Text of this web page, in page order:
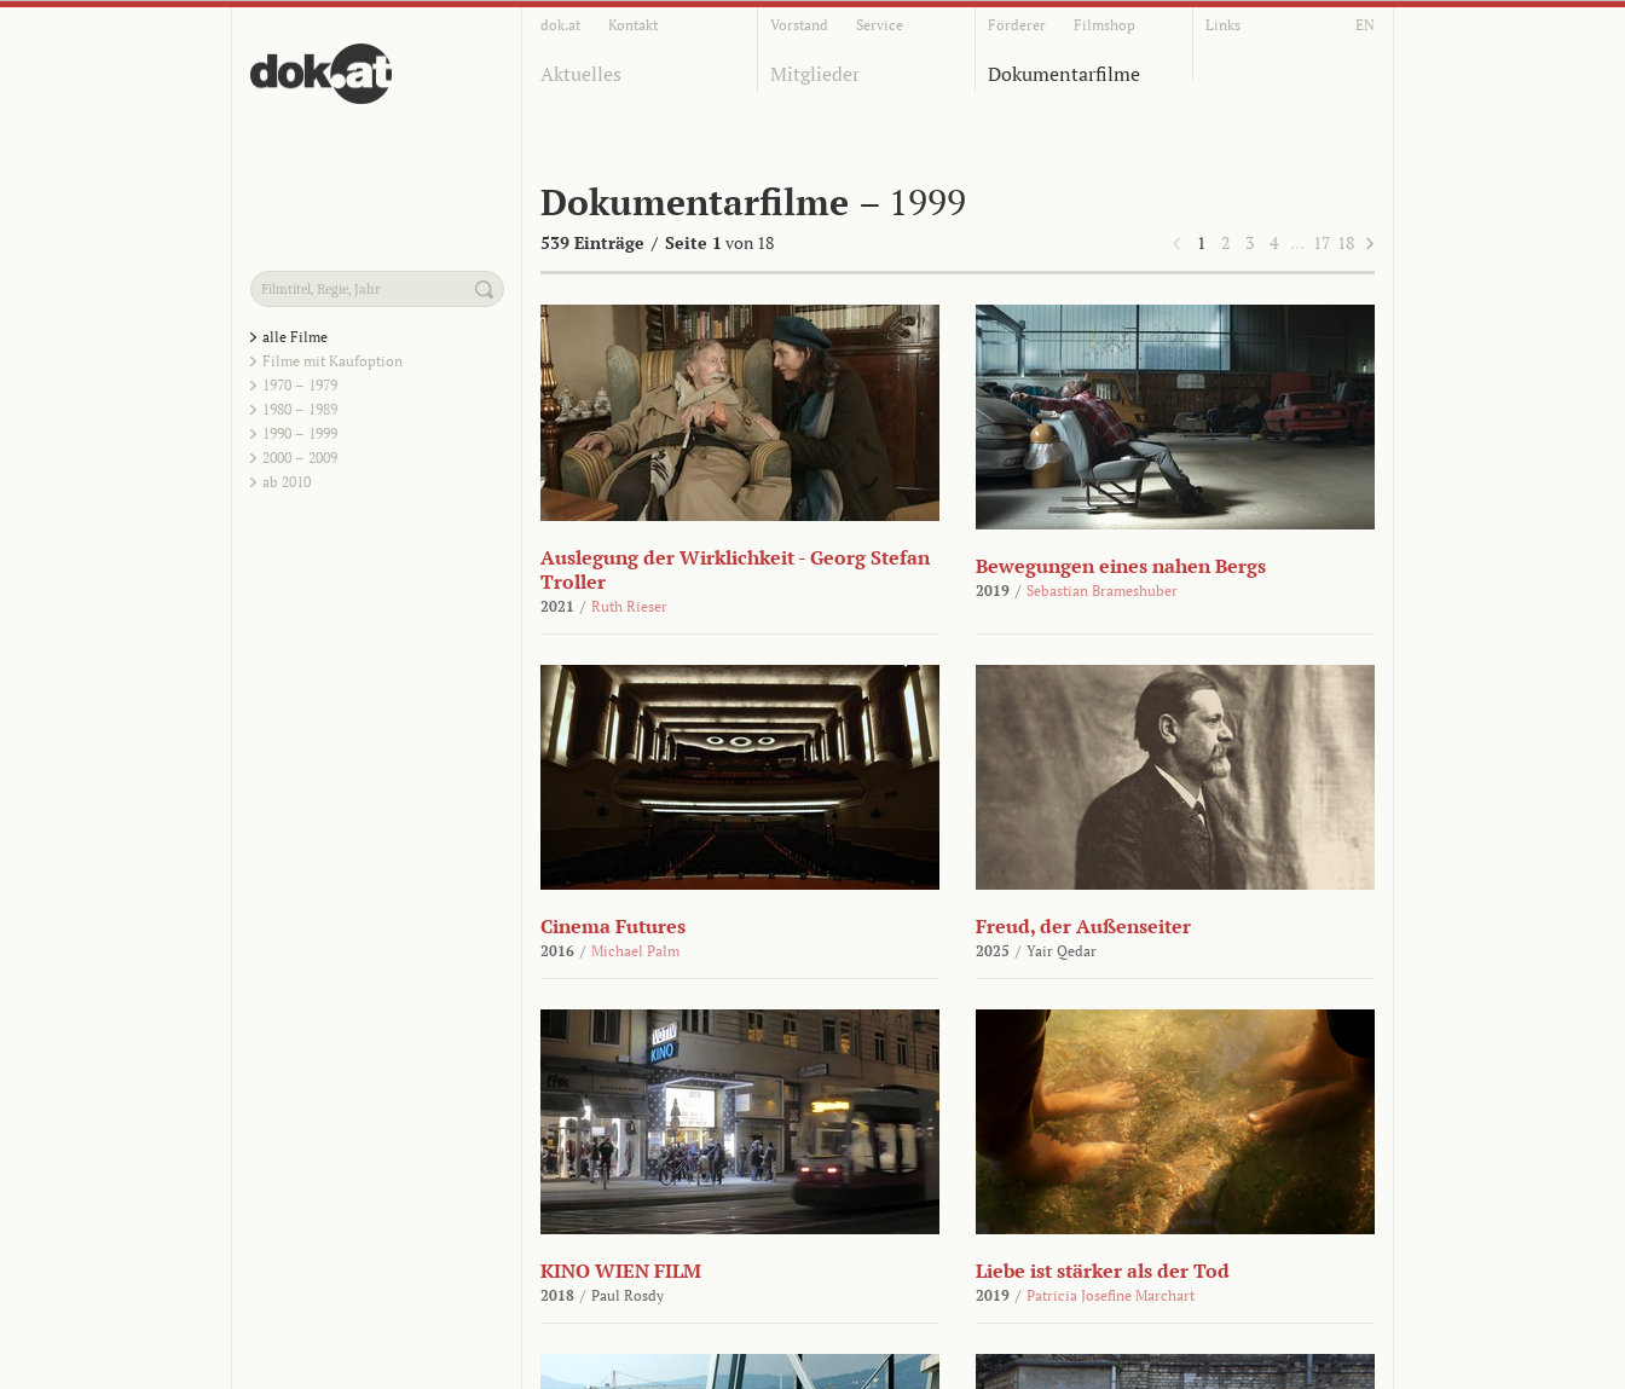
dok.at Kontakt Vorstand Service Förderer Filmshop Links EN
Aktuelles Mitglieder Dokumentarfilme
Dokumentarfilme – 1999
539 Einträge / Seite 1 von 18 1 2 3 4 … 17 18
alle Filme
Filme mit Kaufoption
1970 – 1979
1980 – 1989
1990 – 1999
2000 – 2009
ab 2010
Auslegung der Wirklichkeit - Georg Stefan
Troller
2021 / Ruth Rieser
Bewegungen eines nahen Bergs
2019 / Sebastian Brameshuber
Cinema Futures
2016 / Michael Palm
Freud, der Außenseiter
2025 / Yair Qedar
KINO WIEN FILM
2018 / Paul Rosdy
Liebe ist stärker als der Tod
2019 / Patricia Josefine Marchart